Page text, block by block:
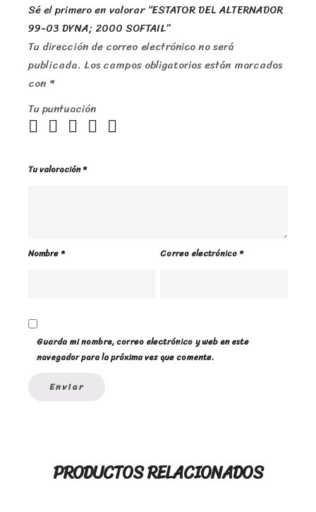
Sé el primero en valorar “ESTATOR DEL ALTERNADOR
99-03 DYNA; 2000 SOFTAIL”
Tu dirección de correo electrónico no será
publicada. Los campos obligatorios están marcados
con *
Tu puntuación
Tu valoración*
Nombre* Correo electrónico*
Guarda mi nombre, correo electrónico y web en este
navegador para la próxima vez que comente.
PRODUCTOS RELACIONADOS